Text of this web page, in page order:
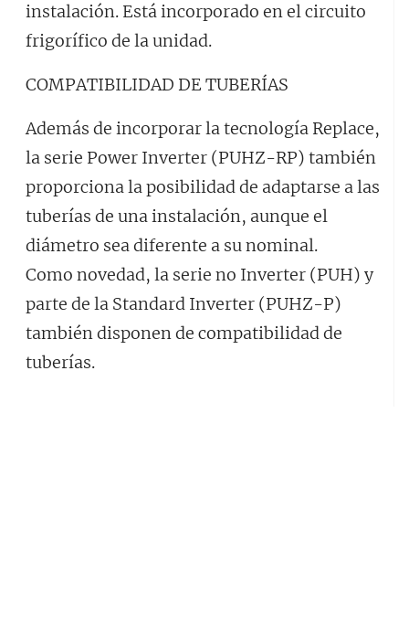
instalación. Está incorporado en el circuito
frigorífico de la unidad.
COMPATIBILIDAD DE TUBERÍAS
Además de incorporar la tecnología Replace,
la serie Power Inverter (PUHZ-RP) también
proporciona la posibilidad de adaptarse a las
tuberías de una instalación, aunque el
diámetro sea diferente a su nominal.
Como novedad, la serie no Inverter (PUH) y
parte de la Standard Inverter (PUHZ-P)
también disponen de compatibilidad de
tuberías.